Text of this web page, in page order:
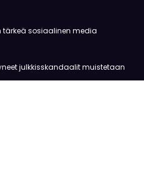
sosiaalinen media
julkkisskandaalit muistetaan